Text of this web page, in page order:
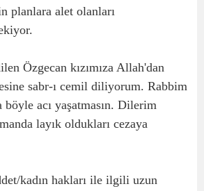
planlara alet olanları
Özgecan kızımıza Allah'dan
sabr-ı cemil diliyorum. Rabbim
acı yaşatmasın. Dilerim
layık oldukları cezaya
kadın hakları ile ilgili uzun